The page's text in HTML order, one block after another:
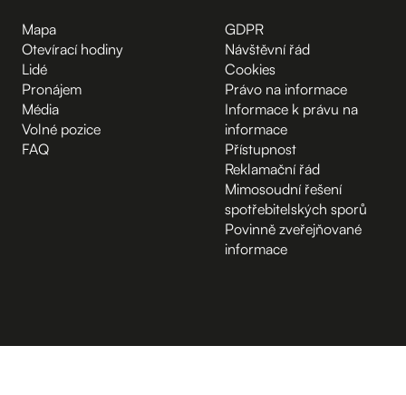
Mapa
Otevírací hodiny
Lidé
Pronájem
Média
Volné pozice
FAQ
GDPR
Návštěvní řád
Cookies
Právo na informace
Informace k právu na
informace
Přístupnost
Reklamační řád
Mimosoudní řešení
spotřebitelských sporů
Povinně zveřejňované
informace